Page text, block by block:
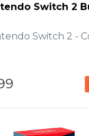
Switch 2
Switch 2 -